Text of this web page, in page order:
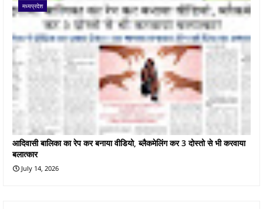
मध्यप्रदेश
आदिवासी बालिका का रेप कर बनाया वीडियो, ब्लैकमेलिंग कर 3 दोस्तो से भी करवाया
बलात्कार
July 14, 2026